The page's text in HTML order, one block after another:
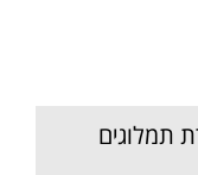
תמלוגים